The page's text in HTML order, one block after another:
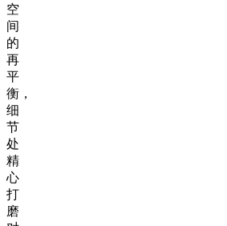
空
间
的
再
平
衡，
细
节
处
精
心
打
磨